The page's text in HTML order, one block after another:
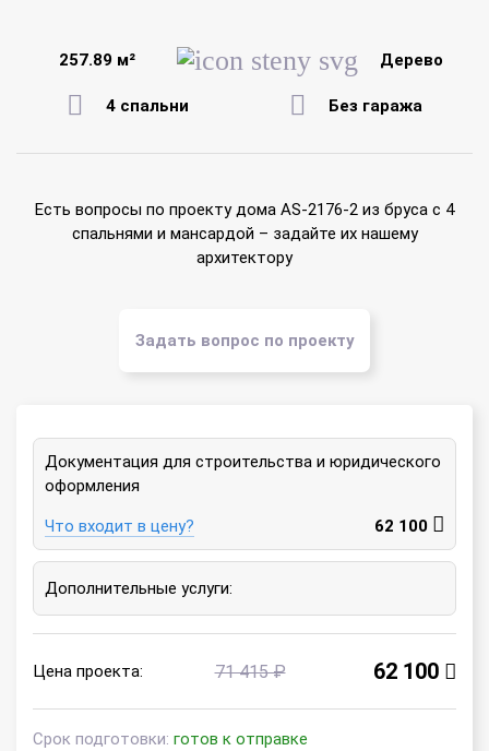
257.89 м² Дерево
4 спальни Без гаража
Есть вопросы по проекту дома AS-2176-2 из бруса с 4
спальнями и мансардой – задайте их нашему
архитектору
Задать вопрос по проекту
Документация для строительства и юридического
оформления
Что входит в цену? 62 100
Дополнительные услуги:
Цена проекта: 71 415 ₽ 62 100
Срок подготовки: готов к отправке